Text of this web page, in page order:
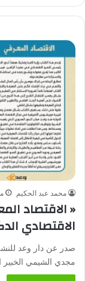
محمد عبد الحكيم
« الاقتصاد
الاقتصادي
صدر عن دار وعد للنشر
مجدي الشيمي